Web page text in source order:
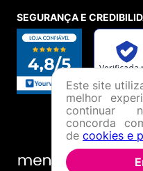
SEGURANÇA E
Este site
melhor
continuar
concorda
de cookies e